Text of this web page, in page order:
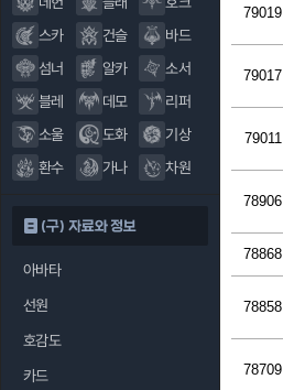
스카
건슬
바드
섬너
알카
소서
블레
데모
리퍼
소울
도화
기상
환수
가나 차원
(구) 자료와 정보
아바타
선원
호감도
카드
79019
79017
79011
78906
78868
78858
78709